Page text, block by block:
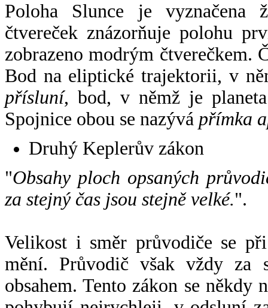
Poloha Slunce je vyznačena
čtvereček znázorňuje polohu
zobrazeno modrým čtverečkem.
Bod na eliptické trajektorii, v
přísluní, bod, v němž je
Spojnice obou se nazývá přímka
Druhý Keplerův zákon
"Obsahy ploch opsaných
za stejný čas jsou stejně velké.".
Velikost i směr průvodiče se
mění. Průvodič však vždy za
obsahem. Tento zákon se někdy